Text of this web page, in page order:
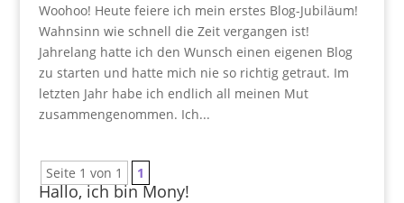
Woohoo! Heute feiere ich mein erstes Blog-Jubiläum!
Wahnsinn wie schnell die Zeit vergangen ist!
Jahrelang hatte ich den Wunsch einen eigenen Blog
zu starten und hatte mich nie so richtig getraut. Im
letzten Jahr habe ich endlich all meinen Mut
zusammengenommen. Ich...
Seite 1 von 1 1
Hallo, ich bin Mony!